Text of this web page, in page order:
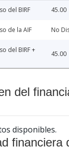
del BIRF 45.00
de la AIF No
del BIRF +
45.00
del
disponibles.
financiera